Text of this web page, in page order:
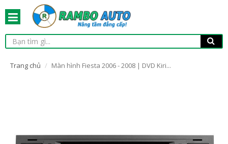
Trang chủ Màn hình Fiesta 2006 - 2008 | DVD Kiri...